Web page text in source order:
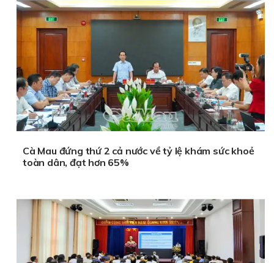
Cà Mau đứng thứ 2 cả nước về tỷ lệ khám sức khoẻ
toàn dân, đạt hơn 65%